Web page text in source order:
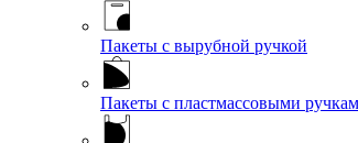
Пакеты с вырубной ручкой
Пакеты с пластмассовыми